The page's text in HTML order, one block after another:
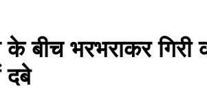
भरभराकर गिरी
दबे